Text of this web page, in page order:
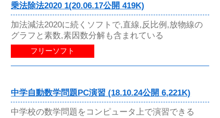
乗法除法2020 1(20.06.17公開 419K)
加法減法2020に続くソフトで,直線,反比例,放物線の
グラフと素数,素因数分解も含まれている
フリーソフト
中学自動数学問題PC演習 (18.10.24公開 6,221K)
中学校の数学問題をコンピュータ上で演習できる